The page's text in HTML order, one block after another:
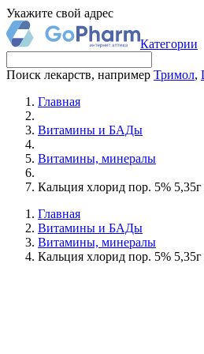
Укажите свой адрес
Категории
Поиск лекарств, например Тримол,
Главная
Витамины и БАДы
Витамины, минералы
Кальция хлорид пор. 5%
Главная
Витамины и БАДы
Витамины, минералы
Кальция хлорид пор. 5%